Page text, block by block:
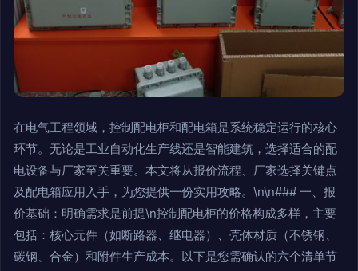
在电气工程领域，控制配电柜和配电箱是系统稳定运行的核心
环节。无论是工业自动化生产线还是智能建筑，选择适合的配
电设备与厂家至关重要。本文将从报价流程、厂家选择关键点
及配电箱应用入手，为您提供一份实用攻略。\n\n### 一、报
价基础：明确需求是前提\n控制配电柜的价格构成多样，主要
包括：核心元件（如断路器、继电器）、壳体材质（不锈钢、
碳钢、合金）和附件生产成本。以下是您需确认的六个清单节